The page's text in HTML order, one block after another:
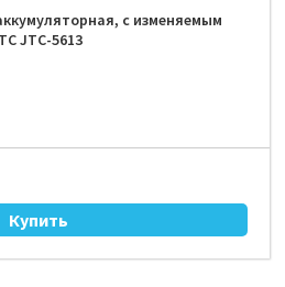
с изменяемым
JTC-5613